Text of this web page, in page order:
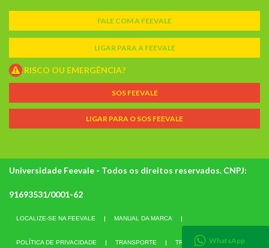
WhatsApp
FALE COM A FEEVALE
LIGAR PARA A FEEVALE
RISCO OU EMERGÊNCIA?
SOS FEEVALE
LIGAR PARA O SOS FEEVALE
Universidade Feevale - Todos os direitos reservados. CNPJ:
91693531/0001-62
LOCALIZE-SE NA FEEVALE MANUAL DA MARCA
POLÍTICA DE PRIVACIDADE TRANSPORTE TRABALHE CONOSCO